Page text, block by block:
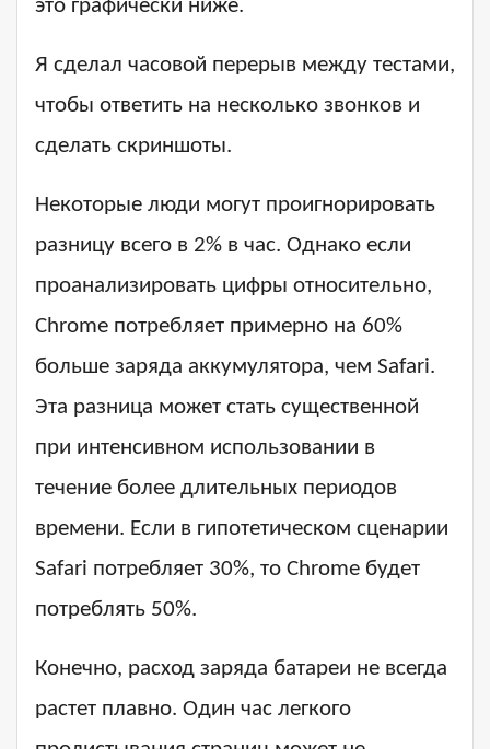
это графически ниже.
Я сделал часовой перерыв между тестами,
чтобы ответить на несколько звонков и
сделать скриншоты.
Некоторые люди могут проигнорировать
разницу всего в 2% в час. Однако если
проанализировать цифры относительно,
Chrome потребляет примерно на 60%
больше заряда аккумулятора, чем Safari.
Эта разница может стать существенной
при интенсивном использовании в
течение более длительных периодов
времени. Если в гипотетическом сценарии
Safari потребляет 30%, то Chrome будет
потреблять 50%.
Конечно, расход заряда батареи не всегда
растет плавно. Один час легкого